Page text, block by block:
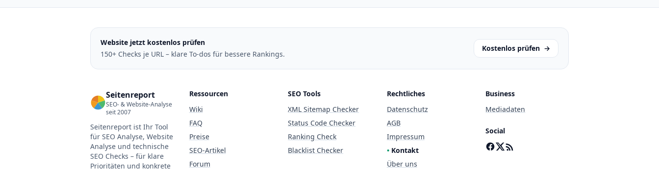
Website jetzt kostenlos prüfen
150+ Checks je URL – klare To-dos für bessere Rankings.
Kostenlos prüfen →
Seitenreport
SEO- & Website-Analyse
seit 2007
Seitenreport ist Ihr Tool
für SEO Analyse, Website
Analyse und technische
SEO Checks – für klare
Prioritäten und konkrete
Ressourcen
Wiki
FAQ
Preise
SEO-Artikel
Forum
SEO Tools
XML Sitemap Checker
Status Code Checker
Ranking Check
Blacklist Checker
Rechtliches
Datenschutz
AGB
Impressum
Kontakt
Über uns
Business
Mediadaten
Social